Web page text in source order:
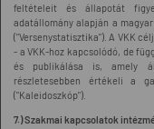
feltételeit és állapotát
adatállomány alapján a
("Versenystatisztika"). A VKK
- a VKK-hoz kapcsolódó, de
és publikálása is, amely
részletesebben értékeli a
("Kaleidoszkóp").
7.) Szakmai kapcsolatok